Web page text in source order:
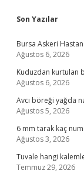
Sidebar
Son Yazılar
Bursa Askeri
Ağustos 6, 2026
Kuduzdan kurtulan
Ağustos 6, 2026
Avcı böreği yağda
Ağustos 5, 2026
6 mm tarak kaç
Ağustos 3, 2026
Tuvale hangi
Temmuz 29, 2026